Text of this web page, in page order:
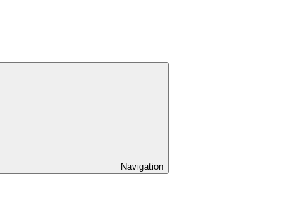
Navigation